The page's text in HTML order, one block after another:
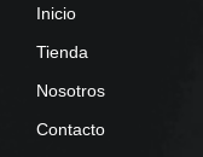
Inicio
Tienda
Nosotros
Contacto